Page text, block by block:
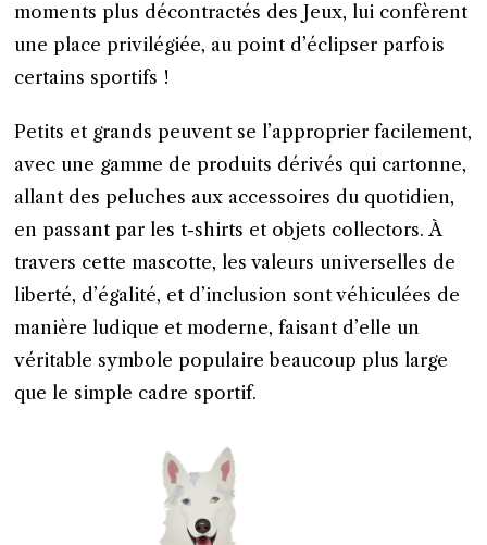
moments plus décontractés des Jeux, lui confèrent
une place privilégiée, au point d’éclipser parfois
certains sportifs !
Petits et grands peuvent se l’approprier facilement,
avec une gamme de produits dérivés qui cartonne,
allant des peluches aux accessoires du quotidien,
en passant par les t-shirts et objets collectors. À
travers cette mascotte, les valeurs universelles de
liberté, d’égalité, et d’inclusion sont véhiculées de
manière ludique et moderne, faisant d’elle un
véritable symbole populaire beaucoup plus large
que le simple cadre sportif.